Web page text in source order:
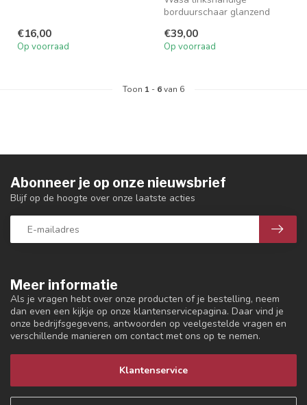
€16,00
Op voorraad
borduurschaar glanzend
€39,00
Op voorraad
Toon 1 - 6van 6
Meer informatie
Als je vragen hebt over onze producten of je bestelling, neem
dan even een kijkje op onze klantenservicepagina. Daar vind je
onze bedrijfsgegevens, antwoorden op veelgestelde vragen en
verschillende manieren om contact met ons op te nemen.
Klantenservice
Abonneer je op onze nieuwsbrief
Blijf op de hoogte over onze laatste acties